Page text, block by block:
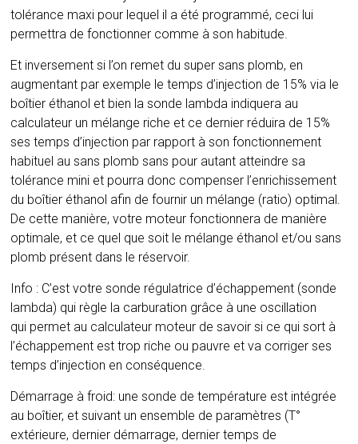
tolérance maxi pour lequel il a été programmé, ceci lui
permettra de fonctionner comme à son habitude.
Et inversement si l’on remet du super sans plomb, en
augmentant par exemple le temps d’injection de 15% via le
boîtier éthanol et bien la sonde lambda indiquera au
calculateur un mélange riche et ce dernier réduira de 15%
ses temps d’injection par rapport à son fonctionnement
habituel au sans plomb sans pour autant atteindre sa
tolérance mini et pourra donc compenser l’enrichissement
du boîtier éthanol afin de fournir un mélange (ratio) optimal.
De cette manière, votre moteur fonctionnera de manière
optimale, et ce quel que soit le mélange éthanol et/ou sans
plomb présent dans le réservoir.
Info : C’est votre sonde régulatrice d’échappement (sonde
lambda) qui règle la carburation grâce à une oscillation
qui permet au calculateur moteur de savoir si ce qui sort à
l’échappement est trop riche ou pauvre et va corriger ses
temps d’injection en conséquence.
Démarrage à froid: une sonde de température est intégrée
au boîtier, et suivant un ensemble de paramètres (T°
extérieure, dernier démarrage, dernier temps de